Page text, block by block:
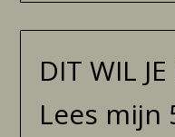
DIT WIL
Lees mijn